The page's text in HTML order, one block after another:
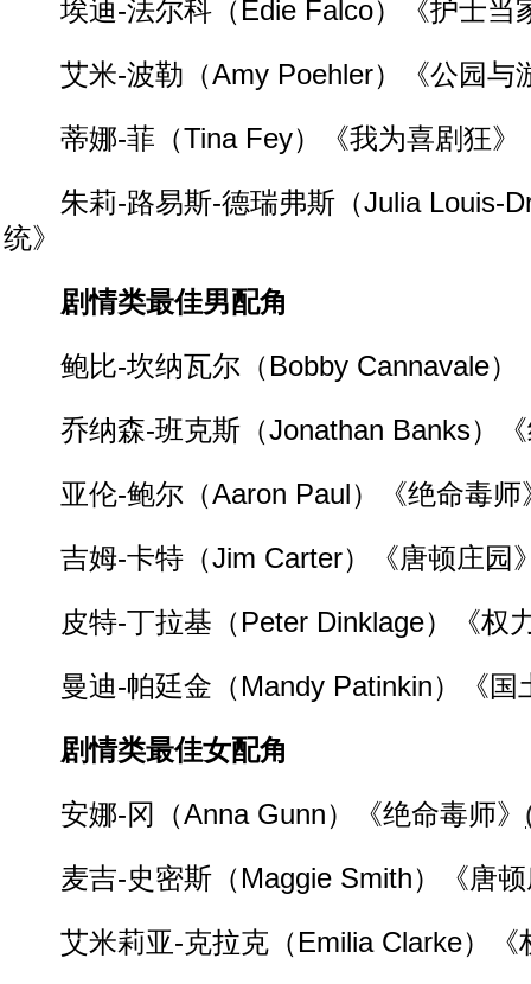
埃迪-法尔科（Edie Falco）《护士当
艾米-波勒（Amy Poehler）《公园与
蒂娜-菲（Tina Fey）《我为喜剧狂》
朱莉-路易斯-德瑞弗斯（Julia Louis-
统》
剧情类最佳男配角
鲍比-坎纳瓦尔（Bobby Cannavale）
乔纳森-班克斯（Jonathan Banks）《
亚伦-鲍尔（Aaron Paul）《绝命毒师
吉姆-卡特（Jim Carter）《唐顿庄园
皮特-丁拉基（Peter Dinklage）《权
曼迪-帕廷金（Mandy Patinkin）《国
剧情类最佳女配角
安娜-冈（Anna Gunn）《绝命毒师》
麦吉-史密斯（Maggie Smith）《唐顿
艾米莉亚-克拉克（Emilia Clarke）《